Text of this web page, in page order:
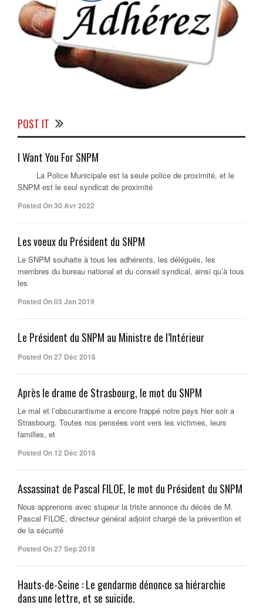
POST IT
I Want You For SNPM
La Police Municipale est la seule police de proximité, et le
SNPM est le seul syndicat de proximité
Posted On 30 Avr 2022
Les voeux du Président du SNPM
Le SNPM souhaite à tous les adhérents, les délégués, les
membres du bureau national et du conseil syndical, ainsi qu’à tous
les
Posted On 03 Jan 2019
Le Président du SNPM au Ministre de l’Intérieur
Posted On 27 Déc 2018
Après le drame de Strasbourg, le mot du SNPM
Le mal et l’obscurantisme a encore frappé notre pays hier soir a
Strasbourg. Toutes nos pensées vont vers les victimes, leurs
familles, et
Posted On 12 Déc 2018
Assassinat de Pascal FILOE, le mot du Président du SNPM
Nous apprenons avec stupeur la triste annonce du décès de M.
Pascal FILOE, directeur général adjoint chargé de la prévention et
de la sécurité
Posted On 27 Sep 2018
Hauts-de-Seine : Le gendarme dénonce sa hiérarchie
dans une lettre, et se suicide.